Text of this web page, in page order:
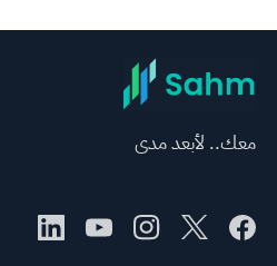
معك.. لأبعد مدى